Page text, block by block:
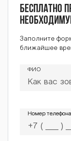
Бесплатно
Заполните
ближайшее
ФИО
Номер телефона
Номер телефона